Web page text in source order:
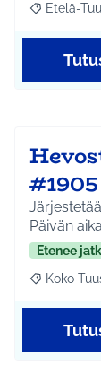
Rajaa
Etelä-
#1905
Päivän
Etenee
Rajaa
Koko